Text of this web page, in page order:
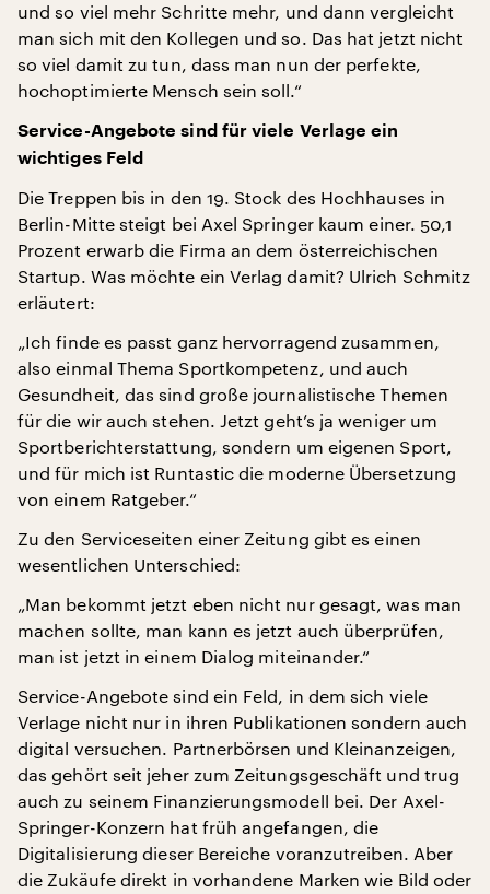
und so viel mehr Schritte mehr, und dann vergleicht
man sich mit den Kollegen und so. Das hat jetzt nicht
so viel damit zu tun, dass man nun der perfekte,
hochoptimierte Mensch sein soll.“
Service-Angebote sind für viele Verlage ein
wichtiges Feld
Die Treppen bis in den 19. Stock des Hochhauses in
Berlin-Mitte steigt bei Axel Springer kaum einer. 50,1
Prozent erwarb die Firma an dem österreichischen
Startup. Was möchte ein Verlag damit? Ulrich Schmitz
erläutert:
„Ich finde es passt ganz hervorragend zusammen,
also einmal Thema Sportkompetenz, und auch
Gesundheit, das sind große journalistische Themen
für die wir auch stehen. Jetzt geht’s ja weniger um
Sportberichterstattung, sondern um eigenen Sport,
und für mich ist Runtastic die moderne Übersetzung
von einem Ratgeber.“
Zu den Serviceseiten einer Zeitung gibt es einen
wesentlichen Unterschied:
„Man bekommt jetzt eben nicht nur gesagt, was man
machen sollte, man kann es jetzt auch überprüfen,
man ist jetzt in einem Dialog miteinander.“
Service-Angebote sind ein Feld, in dem sich viele
Verlage nicht nur in ihren Publikationen sondern auch
digital versuchen. Partnerbörsen und Kleinanzeigen,
das gehört seit jeher zum Zeitungsgeschäft und trug
auch zu seinem Finanzierungsmodell bei. Der Axel-
Springer-Konzern hat früh angefangen, die
Digitalisierung dieser Bereiche voranzutreiben. Aber
die Zukäufe direkt in vorhandene Marken wie Bild oder